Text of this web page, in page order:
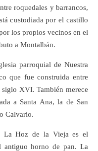
roquedales y barrancos,
custodiada por el castillo
los propios vecinos en el
a Montalbán.
parroquial de Nuestra
que fue construida entre
XVI. También merece
a Santa Ana, la de San
Calvario.
La Hoz de la Vieja es el
antiguo horno de pan. La